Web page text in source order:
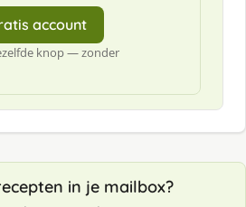
account
knop — zonder
in je mailbox?